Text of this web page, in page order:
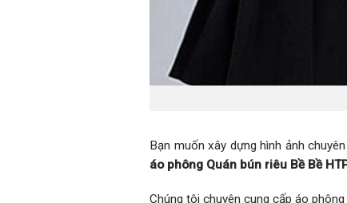
Bạn muốn xây dựng hình ảnh
áo phông Quán bún riêu Bề Bề
Chúng tôi chuyên cung cấp áo